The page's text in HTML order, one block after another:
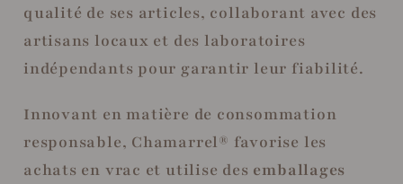
qualité de ses articles, collaborant avec des
artisans locaux et des laboratoires
indépendants pour garantir leur fiabilité.
Innovant en matière de consommation
responsable, Chamarrel® favorise les
achats en vrac et utilise des emballages